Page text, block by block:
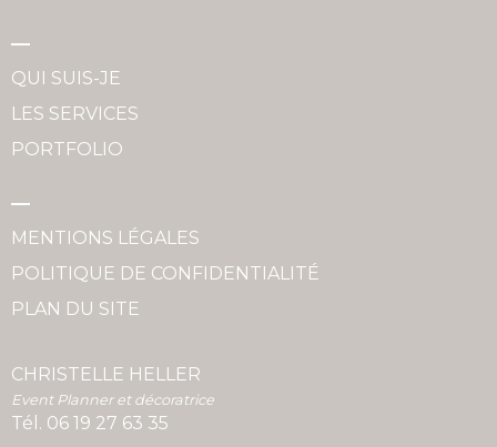
QUI SUIS-JE
LES SERVICES
PORTFOLIO
MENTIONS LÉGALES
POLITIQUE DE CONFIDENTIALITÉ
PLAN DU SITE
CHRISTELLE HELLER
Event Planner et décoratrice
Tél. 06 19 27 63 35